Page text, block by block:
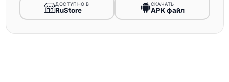
ДОСТУПНО В
RuStore
СКАЧАТЬ
APK файл